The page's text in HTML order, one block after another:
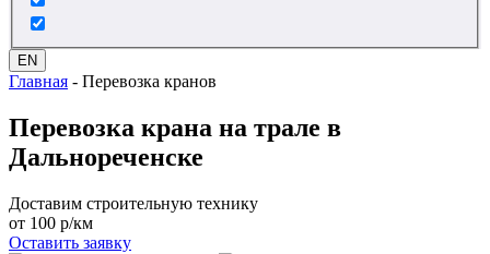
EN
Главная - Перевозка кранов
Перевозка крана на трале в
Дальнореченске
Доставим строительную технику
от 100 р/км
Оставить заявку